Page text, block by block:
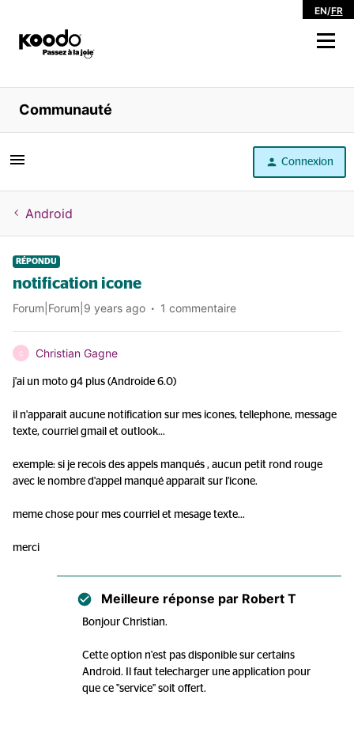
EN/FR
Magasiner
Libre service
Aide
Communauté
Connexion
Android
RÉPONDU
notification icone
Forum|Forum|9 years ago 1 commentaire
C Christian Gagne
j'ai un moto g4 plus (Androide 6.0)
il n'apparait aucune notification sur mes icones, tellephone, message
texte, courriel gmail et outlook...
exemple: si je recois des appels manqués , aucun petit rond rouge
avec le nombre d'appel manqué apparait sur l'icone.
meme chose pour mes courriel et mesage texte...
merci
Meilleure réponse par Robert T
Bonjour Christian.
Cette option n'est pas disponible sur certains
Android. Il faut telecharger une application pour
que ce "service" soit offert.